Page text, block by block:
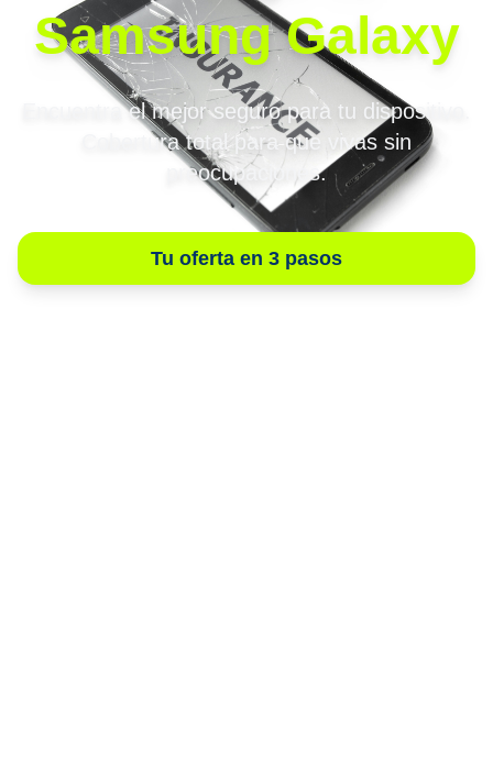
Samsung Galaxy
Encuentra el mejor seguro para tu dispositivo.
Cobertura total para que vivas sin
preocupaciones.
Tu oferta en 3 pasos